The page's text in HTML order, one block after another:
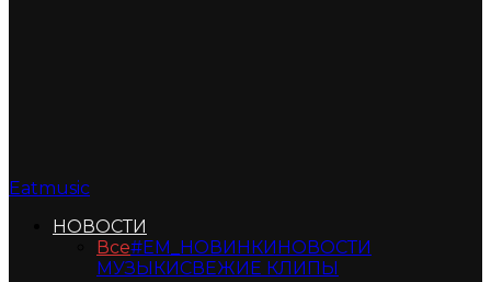
Eatmusic
НОВОСТИ
Все#ЕМ_НОВИНКИНОВОСТИ
МУЗЫКИСВЕЖИЕ КЛИПЫ